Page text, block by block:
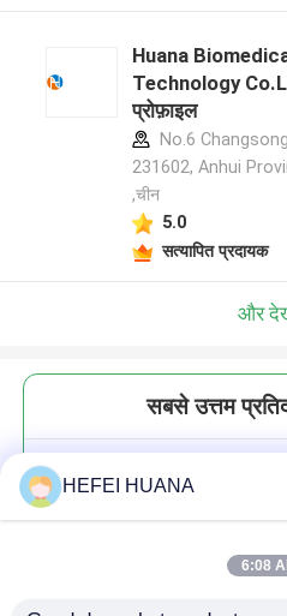
Huana
Technology
प्रोफ़ाइल
No.6
231602, Anhui
,चीन
5.0
सत्यापित प्रदायक
और
सबसे उत्तम
HEFEI HUANA
6:08